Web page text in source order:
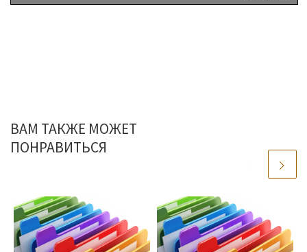
ВАМ ТАКЖЕ МОЖЕТ
ПОНРАВИТЬСЯ